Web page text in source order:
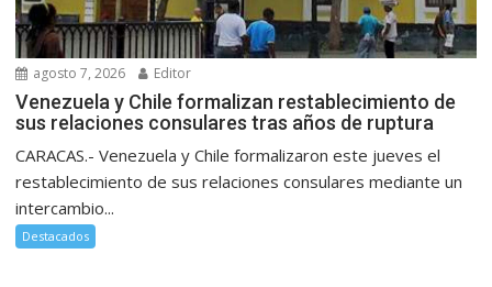
agosto 7, 2026 Editor
Venezuela y Chile formalizan restablecimiento de
sus relaciones consulares tras años de ruptura
CARACAS.- Venezuela y Chile formalizaron este jueves el
restablecimiento de sus relaciones consulares mediante un
intercambio...
Destacados